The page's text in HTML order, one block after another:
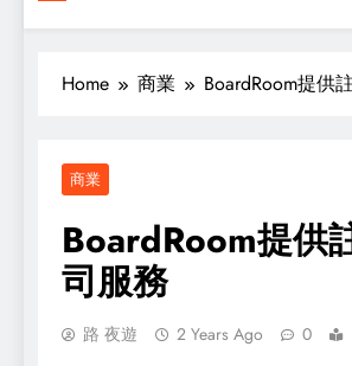
Home 商業 BoardRoom提供
商業
BoardRoom提供
司服務
路 夜遊 2 Years Ago 0